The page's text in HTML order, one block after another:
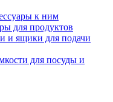
к ним
для продуктов
и ящики для подачи
для посуды и